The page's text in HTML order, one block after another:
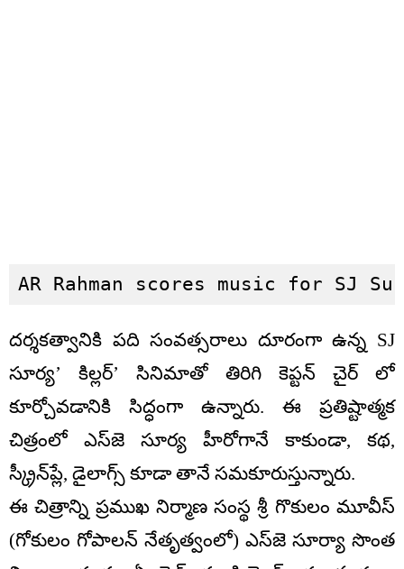
AR Rahman scores music for
దర్శకత్వానికి పది సంవత్సరాలు దూరంగా ఉన్న SJ
సూర్య’ కిల్లర్’ సినిమాతో తిరిగి కెప్టన్ చైర్ లో
కూర్చోవడానికి సిద్ధంగా ఉన్నారు. ఈ ప్రతిష్టాత్మక
చిత్రంలో ఎస్‌జె సూర్య హీరోగానే కాకుండా, కథ,
స్క్రీన్‌ప్లే, డైలాగ్స్ కూడా తానే సమకూరుస్తున్నారు.
ఈ చిత్రాన్ని ప్రముఖ నిర్మాణ సంస్థ శ్రీ గొకులం మూవీస్
(గోకులం గోపాలన్ నేతృత్వంలో) ఎస్‌జె సూర్యా సొంత